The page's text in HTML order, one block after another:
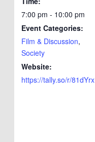
7:00 pm - 10:00 pm
Event Categories:
Film & Discussion,
Society
Website:
https://tally.so/r/81dYrx